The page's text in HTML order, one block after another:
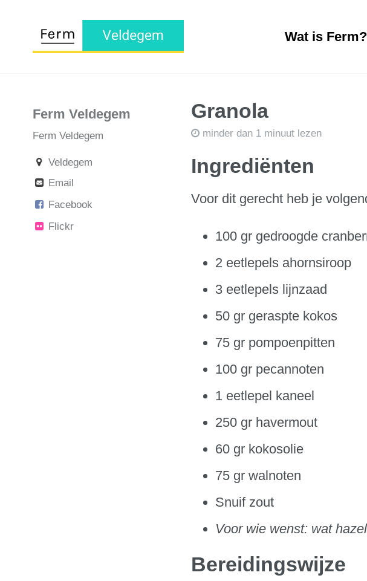
Wat is Ferm?
Ferm Veldegem
Ferm Veldegem
Veldegem
Email
Facebook
Flickr
Granola
minder dan 1 minuut lezen
Ingrediënten
Voor dit gerecht heb je
100 gr gedroogde
2 eetlepels ahornsiroop
3 eetlepels lijnzaad
50 gr geraspte kokos
75 gr pompoenpitten
100 gr pecannoten
1 eetlepel kaneel
250 gr havermout
60 gr kokosolie
75 gr walnoten
Snuif zout
Voor wie wenst: wat
Bereidingswijze